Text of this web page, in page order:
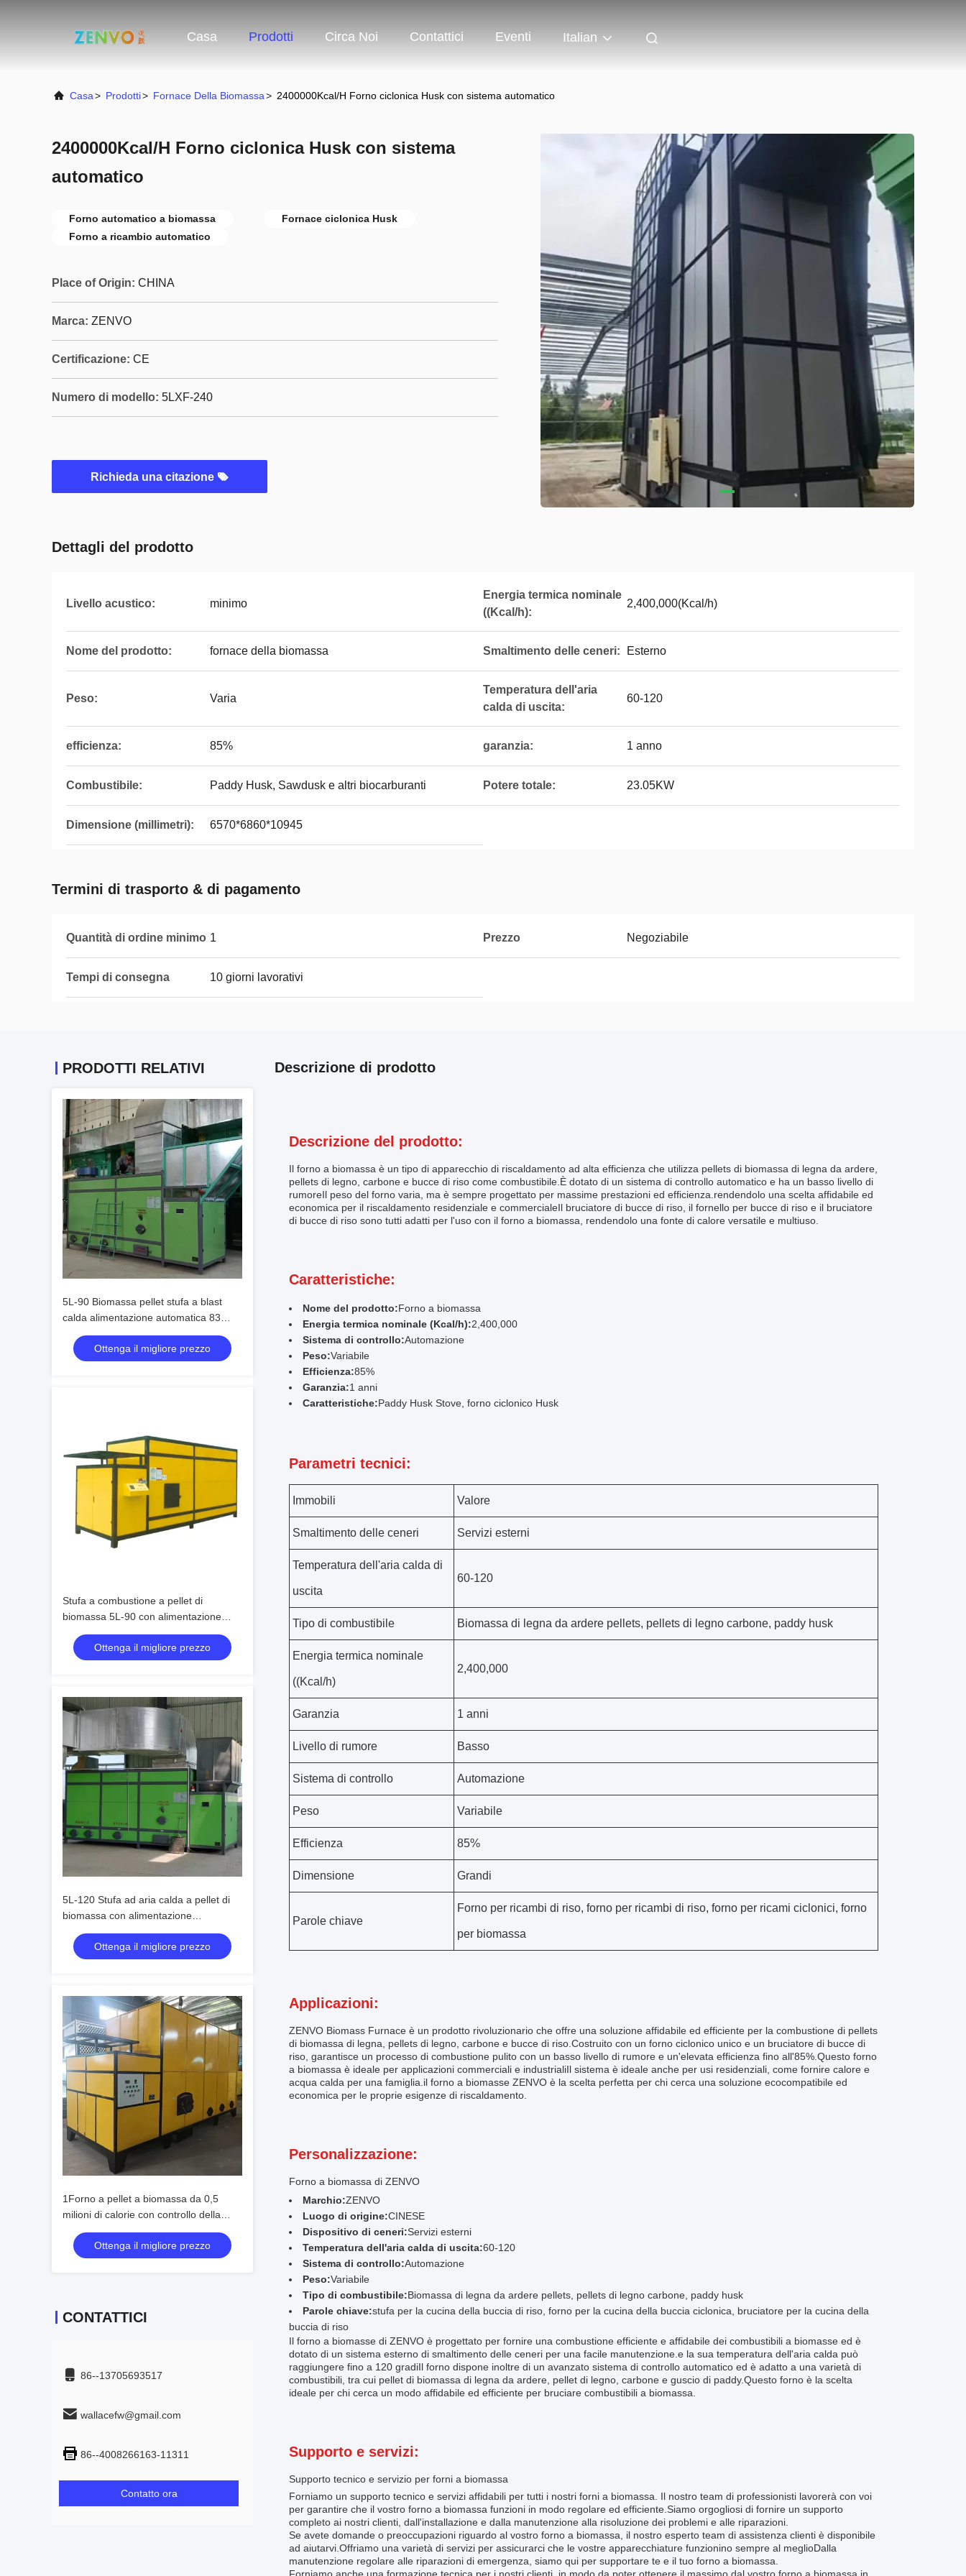
Casa Prodotti Circa Noi Contattici Eventi Italian
Casa> Prodotti> Fornace Della Biomassa> 2400000Kcal/H Forno ciclonica Husk con sistema automatico
2400000Kcal/H Forno ciclonica Husk con sistema
automatico
Forno automatico a biomassa
Fornace ciclonica Husk
Forno a ricambio automatico
Place of Origin: CHINA
Marca: ZENVO
Certificazione: CE
Numero di modello: 5LXF-240
Richieda una citazione
Dettagli del prodotto
Livello acustico: minimo
Energia termica nominale
((Kcal/h):
2,400,000(Kcal/h)
Nome del prodotto: fornace della biomassa Smaltimento delle ceneri: Esterno
Peso: Varia
Temperatura dell'aria
calda di uscita:
60-120
efficienza: 85% garanzia: 1 anno
Combustibile: Paddy Husk, Sawdusk e altri biocarburanti Potere totale: 23.05KW
Dimensione (millimetri): 6570*6860*10945
Termini di trasporto & di pagamento
Quantità di ordine minimo 1 Prezzo Negoziabile
Tempi di consegna 10 giorni lavorativi
PRODOTTI RELATIVI
5L-90 Biomassa pellet stufa a blast
calda alimentazione automatica 83
efficienza termica
Ottenga il migliore prezzo
Stufa a combustione a pellet di
biomassa 5L-90 con alimentazione
automatica
Ottenga il migliore prezzo
5L-120 Stufa ad aria calda a pellet di
biomassa con alimentazione
automatica, efficienza 83%
Ottenga il migliore prezzo
1Forno a pellet a biomassa da 0,5
milioni di calorie con controllo della
temperatura e alimentazione
automatica.Ottenga il migliore prezzo
CONTATTICI
86--13705693517
wallacefw@gmail.com
86--4008266163-11311
Contatto ora
Descrizione di prodotto
Descrizione del prodotto:
Il forno a biomassa è un tipo di apparecchio di riscaldamento ad alta efficienza che utilizza pellets di biomassa di legna da ardere,
pellets di legno, carbone e bucce di riso come combustibile.È dotato di un sistema di controllo automatico e ha un basso livello di
rumoreIl peso del forno varia, ma è sempre progettato per massime prestazioni ed efficienza.rendendolo una scelta affidabile ed
economica per il riscaldamento residenziale e commercialeIl bruciatore di bucce di riso, il fornello per bucce di riso e il bruciatore
di bucce di riso sono tutti adatti per l'uso con il forno a biomassa, rendendolo una fonte di calore versatile e multiuso.
Caratteristiche:
Nome del prodotto:Forno a biomassa
Energia termica nominale (Kcal/h):2,400,000
Sistema di controllo:Automazione
Peso:Variabile
Efficienza:85%
Garanzia:1 anni
Caratteristiche:Paddy Husk Stove, forno ciclonico Husk
Parametri tecnici:
Immobili Valore
Smaltimento delle ceneri Servizi esterni
Temperatura dell'aria calda di
uscita
60-120
Tipo di combustibile Biomassa di legna da ardere pellets, pellets di legno carbone, paddy husk
Energia termica nominale
((Kcal/h)
2,400,000
Garanzia 1 anni
Livello di rumore Basso
Sistema di controllo Automazione
Peso Variabile
Efficienza 85%
Dimensione Grandi
Parole chiave
Forno per ricambi di riso, forno per ricambi di riso, forno per ricami ciclonici, forno
per biomassa
Applicazioni:
ZENVO Biomass Furnace è un prodotto rivoluzionario che offre una soluzione affidabile ed efficiente per la combustione di pellets
di biomassa di legna, pellets di legno, carbone e bucce di riso.Costruito con un forno ciclonico unico e un bruciatore di bucce di
riso, garantisce un processo di combustione pulito con un basso livello di rumore e un'elevata efficienza fino all'85%.Questo forno
a biomassa è ideale per applicazioni commerciali e industrialiIl sistema è ideale anche per usi residenziali, come fornire calore e
acqua calda per una famiglia.il forno a biomasse ZENVO è la scelta perfetta per chi cerca una soluzione ecocompatibile ed
economica per le proprie esigenze di riscaldamento.
Personalizzazione:
Forno a biomassa di ZENVO
Marchio:ZENVO
Luogo di origine:CINESE
Dispositivo di ceneri:Servizi esterni
Temperatura dell'aria calda di uscita:60-120
Sistema di controllo:Automazione
Peso:Variabile
Tipo di combustibile:Biomassa di legna da ardere pellets, pellets di legno carbone, paddy husk
Parole chiave:stufa per la cucina della buccia di riso, forno per la cucina della buccia ciclonica, bruciatore per la cucina della
buccia di riso
Il forno a biomasse di ZENVO è progettato per fornire una combustione efficiente e affidabile dei combustibili a biomasse ed è
dotato di un sistema esterno di smaltimento delle ceneri per una facile manutenzione.e la sua temperatura dell'aria calda può
raggiungere fino a 120 gradiIl forno dispone inoltre di un avanzato sistema di controllo automatico ed è adatto a una varietà di
combustibili, tra cui pellet di biomassa di legna da ardere, pellet di legno, carbone e guscio di paddy.Questo forno è la scelta
ideale per chi cerca un modo affidabile ed efficiente per bruciare combustibili a biomassa.
Supporto e servizi:
Supporto tecnico e servizio per forni a biomassa
Forniamo un supporto tecnico e servizi affidabili per tutti i nostri forni a biomassa. Il nostro team di professionisti lavorerà con voi
per garantire che il vostro forno a biomassa funzioni in modo regolare ed efficiente.Siamo orgogliosi di fornire un supporto
completo ai nostri clienti, dall'installazione e dalla manutenzione alla risoluzione dei problemi e alle riparazioni.
Se avete domande o preoccupazioni riguardo al vostro forno a biomassa, il nostro esperto team di assistenza clienti è disponibile
ad aiutarvi.Offriamo una varietà di servizi per assicurarci che le vostre apparecchiature funzionino sempre al meglioDalla
manutenzione regolare alle riparazioni di emergenza, siamo qui per supportare te e il tuo forno a biomassa.